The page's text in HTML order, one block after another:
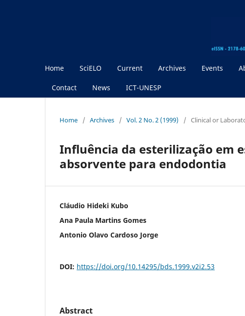
Home SciELO Current Archives Events
Contact News ICT-UNESP
Home / Archives / Vol. 2 No. 2 (1999) / Clinical or
Influência da esterilização em
absorvente para endodontia
Cláudio Hideki Kubo
Ana Paula Martins Gomes
Antonio Olavo Cardoso Jorge
DOI: https://doi.org/10.14295/bds.1999.v2i2.53
Abstract